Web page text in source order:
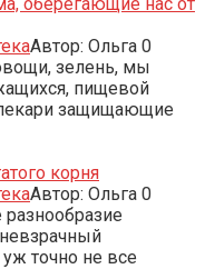
Автор: Ольга 0
зелень, мы
пищевой
защищающие
корня
Автор: Ольга 0
точно не все